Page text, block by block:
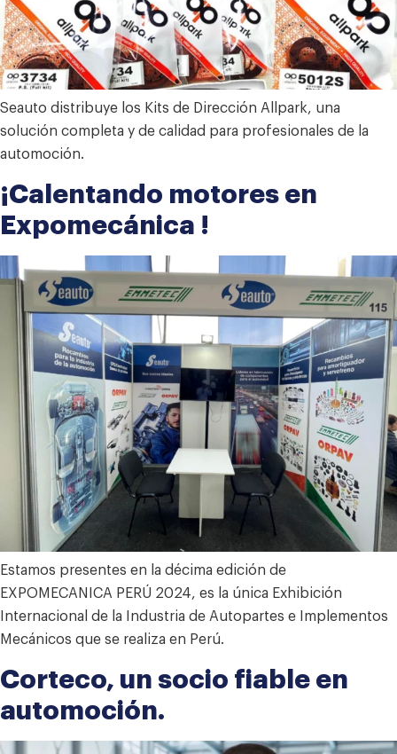
Seauto distribuye los Kits de Dirección Allpark, una
solución completa y de calidad para profesionales de la
automoción.
¡Calentando motores en
Expomecánica !
Estamos presentes en la décima edición de
EXPOMECANICA PERÚ 2024, es la única Exhibición
Internacional de la Industria de Autopartes e Implementos
Mecánicos que se realiza en Perú.
Corteco, un socio fiable en
automoción.